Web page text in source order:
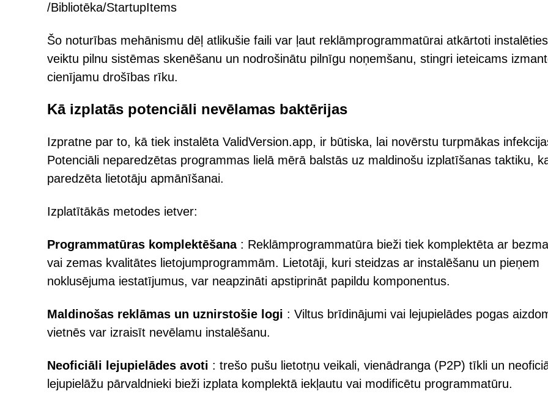
/Bibliotēka/StartupItems
Šo noturības mehānismu dēļ atlikušie faili var ļaut reklāmprogrammatūrai atkārtoti
veiktu pilnu sistēmas skenēšanu un nodrošinātu pilnīgu noņemšanu, stingri ieteicams
cienījamu drošības rīku.
Kā izplatās potenciāli nevēlamas baktērijas
Izpratne par to, kā tiek instalēta ValidVersion.app, ir būtiska, lai novērstu turpmākas
Potenciāli neparedzētas programmas lielā mērā balstās uz maldinošu izplatīšanas taktiku,
paredzēta lietotāju apmānīšanai.
Izplatītākās metodes ietver:
Programmatūras komplektēšana: Reklāmprogrammatūra bieži tiek komplektēta ar
vai zemas kvalitātes lietojumprogrammām. Lietotāji, kuri steidzas ar instalēšanu un pieņem
noklusējuma iestatījumus, var neapzināti apstiprināt papildu komponentus.
Maldinošas reklāmas un uznirstošie logi : Viltus brīdinājumi vai lejupielādes pogas
vietnēs var izraisīt nevēlamu instalēšanu.
Neoficiāli lejupielādes avoti : trešo pušu lietotņu veikali, vienādranga (P2P) tīkli un
lejupielāžu pārvaldnieki bieži izplata komplektā iekļautu vai modificētu programmatūru.